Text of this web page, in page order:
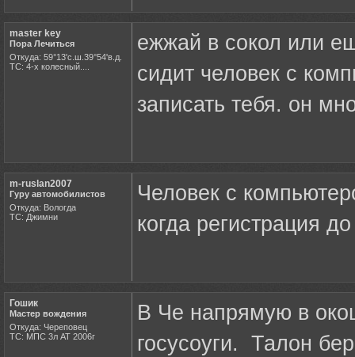
master key
Пора Лечиться
Откуда: 59°13'с.ш.39°54'в.д.
ТС: 4-х колесный....
ежжай в сокол или
сидит человек с
записать тебя. он
m-ruslan2007
Гуру автомобилистов
Откуда: Вологда
ТС: Джимни
Человек с
когда регистрация
Гошик
Мастер вождения
Откуда: Череповец
ТС: МПС 3л АТ 2006г
В Че напрямую в
госусоуги. Талон